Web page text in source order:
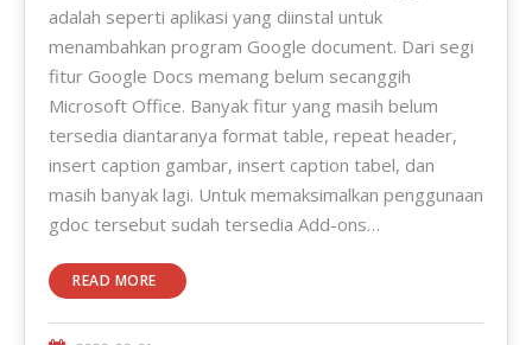
adalah seperti aplikasi yang diinstal untuk
menambahkan program Google document. Dari segi
fitur Google Docs memang belum secanggih
Microsoft Office. Banyak fitur yang masih belum
tersedia diantaranya format table, repeat header,
insert caption gambar, insert caption tabel, dan
masih banyak lagi. Untuk memaksimalkan penggunaan
gdoc tersebut sudah tersedia Add-ons…
READ MORE